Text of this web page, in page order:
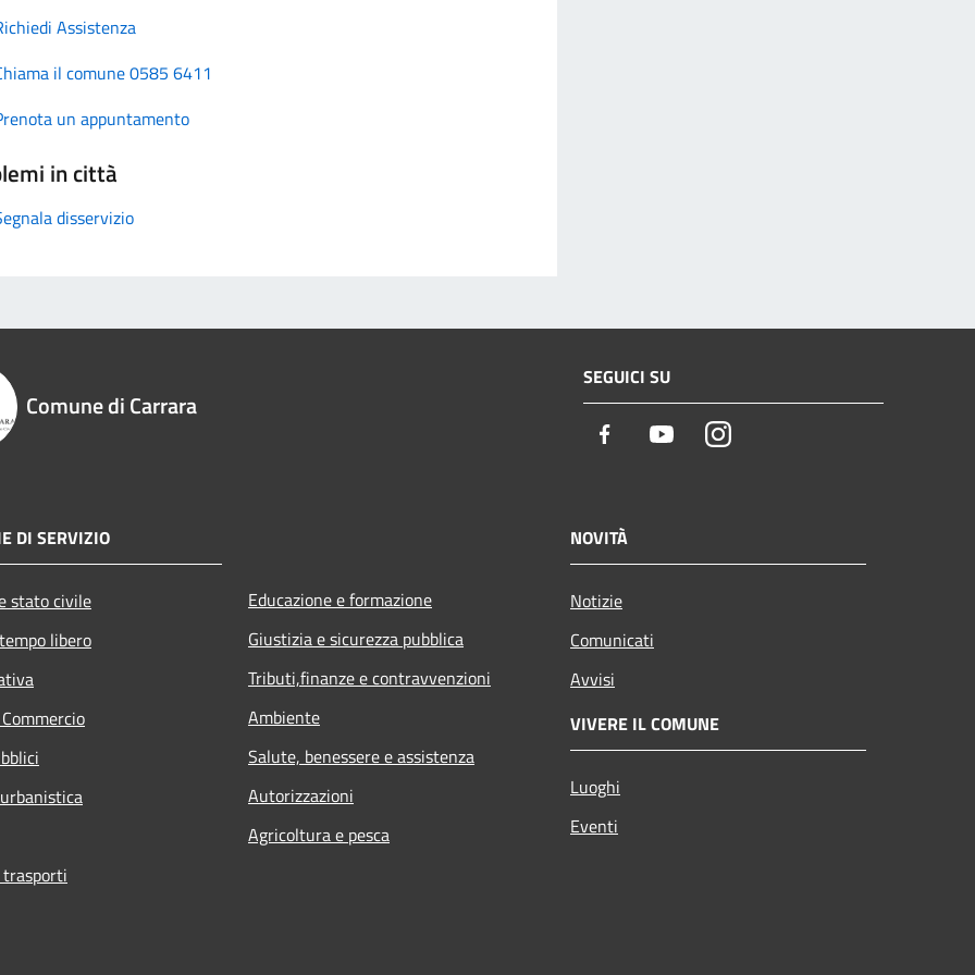
Assistenza
il comune 0585 6411
un appuntamento
in città
disservizio
Comune di Carrara
SEGUICI SU
Facebook YoutubeInstagram
DI SERVIZIO
stato civile
libero
Educazione e formazione
Giustizia e sicurezza pubblica
Tributi,finanze e contravvenzioni
Ambiente
Salute, benessere e assistenza
Autorizzazioni
Agricoltura e pesca
NOVITÀ
Notizie
Comunicati
Avvisi
VIVERE IL COMUNE
Luoghi
Eventi